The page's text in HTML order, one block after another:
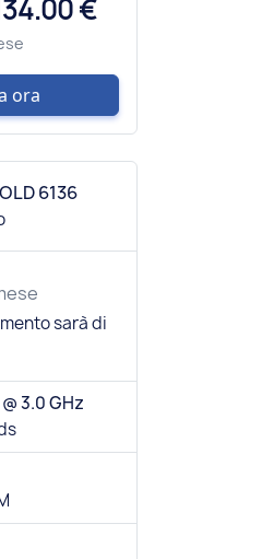
€
ora
6136
sarà di
3.0 GHz